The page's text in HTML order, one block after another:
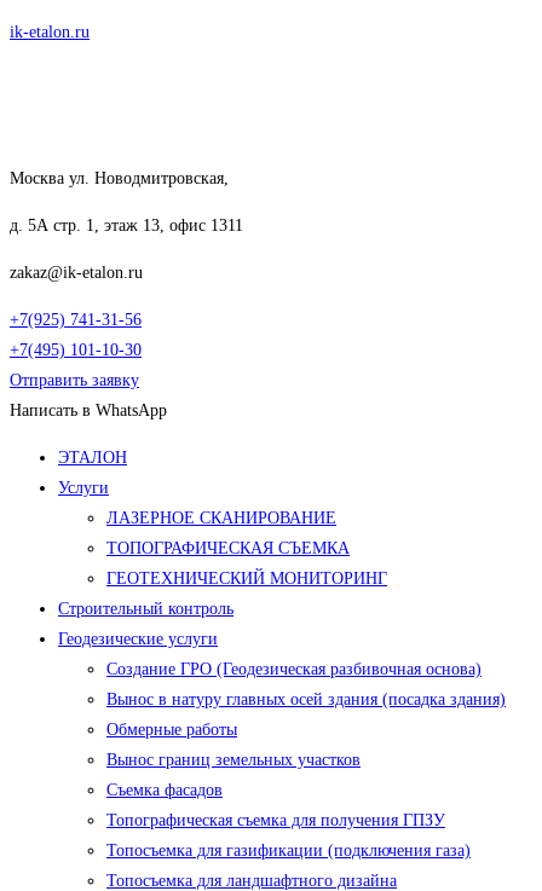
Перейти
ik-etalon.ru
Москва ул. Новодмитровская,
д. 5А стр. 1, этаж 13, офис 1311
zakaz@ik-etalon.ru
+7(925) 741-31-56
+7(495) 101-10-30
Отправить заявку
Написать в WhatsApp
Меню
ЭТАЛОН
Услуги
ЛАЗЕРНОЕ СКАНИРОВАНИЕ
ТОПОГРАФИЧЕСКАЯ СЪЕМКА
ГЕОТЕХНИЧЕСКИЙ МОНИТОРИНГ
Строительный контроль
Геодезические услуги
Создание ГРО (Геодезическая разбивочная основа)
Вынос в натуру главных осей здания (посадка здания)
Обмерные работы
Вынос границ земельных участков
Съемка фасадов
Топографическая съемка для получения ГПЗУ
Топосъемка для газификации (подключения газа)
Топосъемка для ландшафтного дизайна